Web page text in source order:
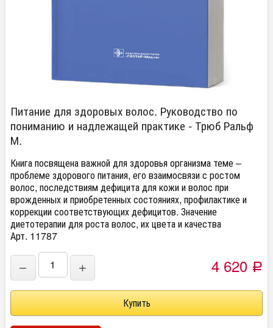
Питание для здоровых волос. Руководство по
пониманию и надлежащей практике - Трюб Ральф
М.
Книга посвящена важной для здоровья организма теме –
проблеме здорового питания, его взаимосвязи с ростом
волос, последствиям дефицита для кожи и волос при
врожденных и приобретенных состояниях, профилактике и
коррекции соответствующих дефицитов. Значение
диетотерапии для роста волос, их цвета и качества
Арт. 11787
− + 4 620 Р